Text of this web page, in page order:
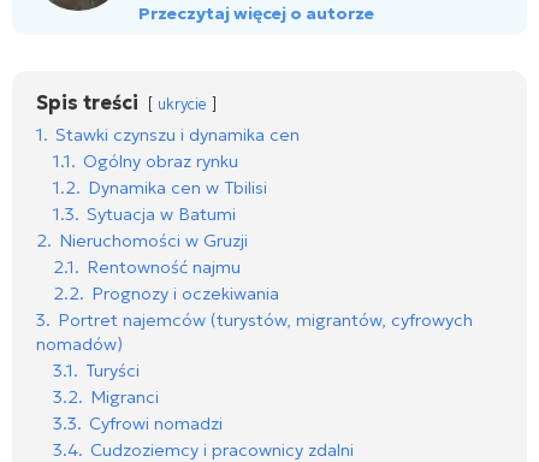
Przeczytaj więcej o autorze
Spis treści ukrycie
1. Stawki czynszu i dynamika cen
1.1. Ogólny obraz rynku
1.2. Dynamika cen w Tbilisi
1.3. Sytuacja w Batumi
2. Nieruchomości w Gruzji
2.1. Rentowność najmu
2.2. Prognozy i oczekiwania
3. Portret najemców (turystów, migrantów, cyfrowych
nomadów)
3.1. Turyści
3.2. Migranci
3.3. Cyfrowi nomadzi
3.4. Cudzoziemcy i pracownicy zdalni